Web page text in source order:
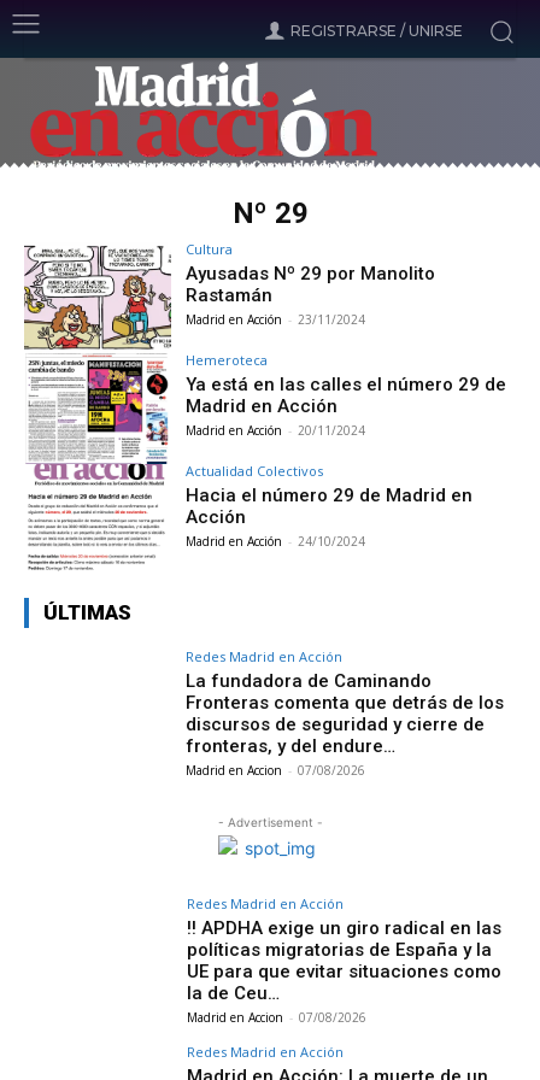
REGISTRARSE / UNIRSE
Nº 29
Cultura
Ayusadas Nº 29 por Manolito
Rastamán
Madrid en Acción - 23/11/2024
Hemeroteca
Ya está en las calles el número 29 de
Madrid en Acción
Madrid en Acción - 20/11/2024
Actualidad Colectivos
Hacia el número 29 de Madrid en
Acción
Madrid en Acción - 24/10/2024
ÚLTIMAS
Redes Madrid en Acción
La fundadora de Caminando
Fronteras comenta que detrás de los
discursos de seguridad y cierre de
fronteras, y del endure…
Madrid en Accion - 07/08/2026
- Advertisement -
Redes Madrid en Acción
‼️ APDHA exige un giro radical en las
políticas migratorias de España y la
UE para que evitar situaciones como
la de Ceu…
Madrid en Accion - 07/08/2026
Redes Madrid en Acción